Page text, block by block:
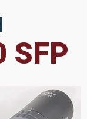
SFP